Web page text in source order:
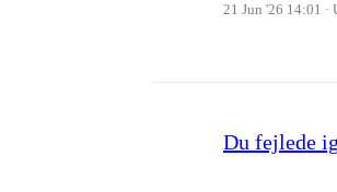
21 Jun '26 14:01
Du fejlede